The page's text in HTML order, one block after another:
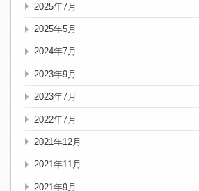
2025年7月
2025年5月
2024年7月
2023年9月
2023年7月
2022年7月
2021年12月
2021年11月
2021年9月